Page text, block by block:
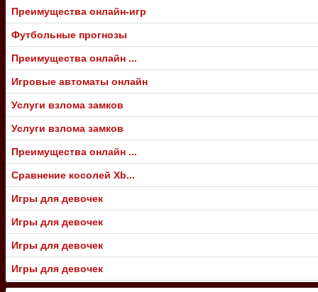
Преимущества онлайн-игр
Футбольные прогнозы
Преимущества онлайн ...
Игровые автоматы онлайн
Услуги взлома замков
Услуги взлома замков
Преимущества онлайн ...
Сравнение косолей Xb...
Игры для девочек
Игры для девочек
Игры для девочек
Игры для девочек